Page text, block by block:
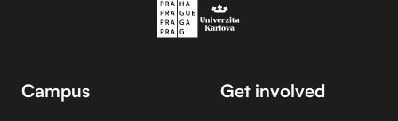
Campus Get involved